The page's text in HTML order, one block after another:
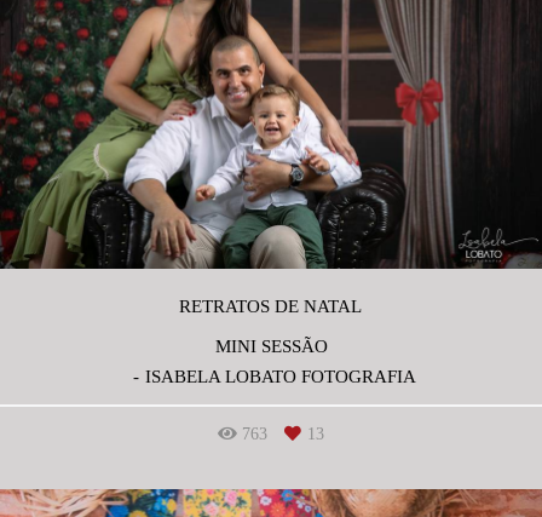
RETRATOS DE NATAL
MINI SESSÃO
ISABELA LOBATO FOTOGRAFIA
763 13